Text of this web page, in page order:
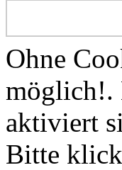
Ohne
möglich!.
aktiviert
Bitte